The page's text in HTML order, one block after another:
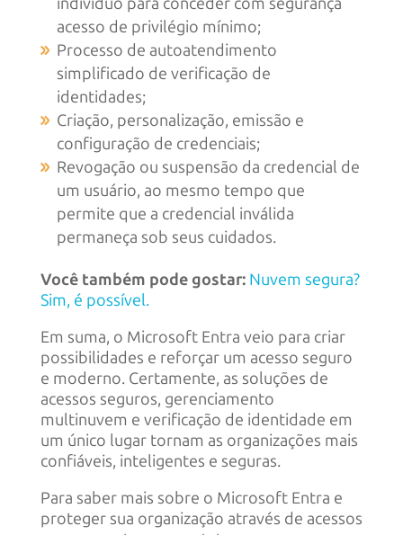
acesso de privilégio mínimo;
Processo de autoatendimento
simplificado de verificação de
identidades;
Criação, personalização, emissão e
configuração de credenciais;
Revogação ou suspensão da credencial de
um usuário, ao mesmo tempo que
permite que a credencial inválida
permaneça sob seus cuidados.
Você também pode gostar: Nuvem segura?
Sim, é possível.
Em suma, o Microsoft Entra veio para criar
possibilidades e reforçar um acesso seguro
e moderno. Certamente, as soluções de
acessos seguros, gerenciamento
multinuvem e verificação de identidade em
um único lugar tornam as organizações mais
confiáveis, inteligentes e seguras.
Para saber mais sobre o Microsoft Entra e
proteger sua organização através de acessos